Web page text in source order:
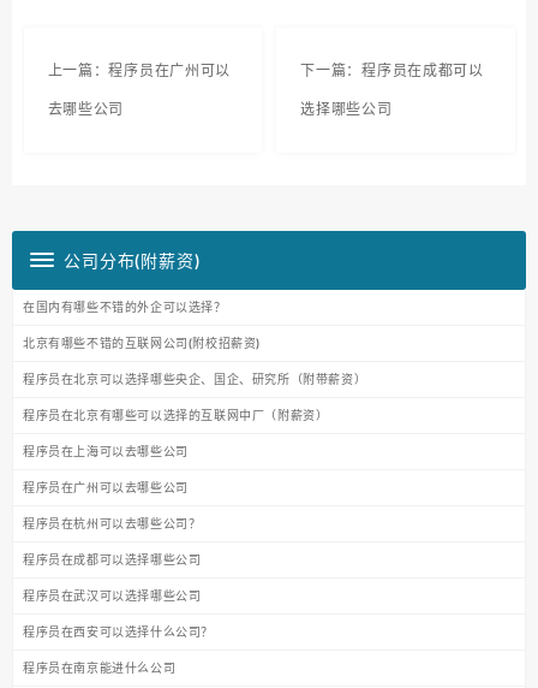
上一篇：程序员在广州可以
去哪些公司
下一篇：程序员在成都可以
选择哪些公司
公司分布(附薪资)
在国内有哪些不错的外企可以选择？
北京有哪些不错的互联网公司(附校招薪资)
程序员在北京可以选择哪些央企、国企、研究所（附带薪资）
程序员在北京有哪些可以选择的互联网中厂（附薪资）
程序员在上海可以去哪些公司
程序员在广州可以去哪些公司
程序员在杭州可以去哪些公司？
程序员在成都可以选择哪些公司
程序员在武汉可以选择哪些公司
程序员在西安可以选择什么公司？
程序员在南京能进什么公司